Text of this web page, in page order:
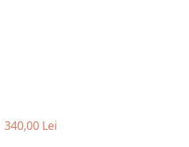
340,00 Lei